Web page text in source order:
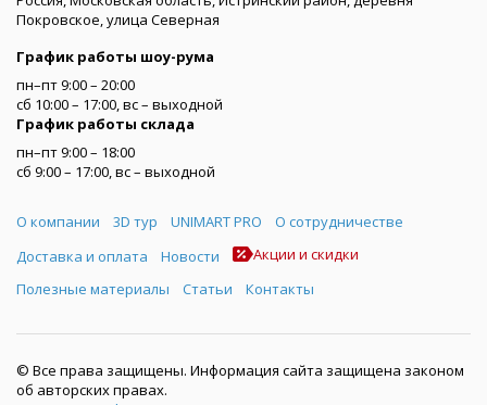
Покровское, улица Северная
График работы шоу-рума
пн–пт 9:00 – 20:00
сб 10:00 – 17:00, вс – выходной
График работы склада
пн–пт 9:00 – 18:00
сб 9:00 – 17:00, вс – выходной
Меню
О компании 3D тур UNIMART PRO
О сотрудничестве
Доставка и оплата
Новости
Акции и скидки
Полезные материалы
Статьи Контакты
© Все права защищены. Информация сайта защищена законом
об авторских правах.